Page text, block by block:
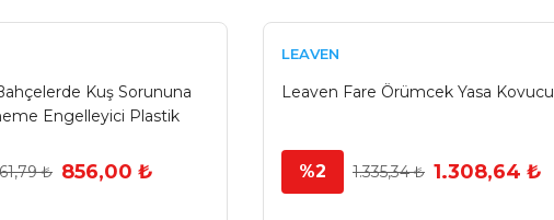
Kuş Sorununa
Engelleyici Plastik
₺ 856,00 ₺
LEAVEN
Leaven Fare Örümcek Yasa Kovucu
%2 1.335,34 ₺ 1.308,64 ₺